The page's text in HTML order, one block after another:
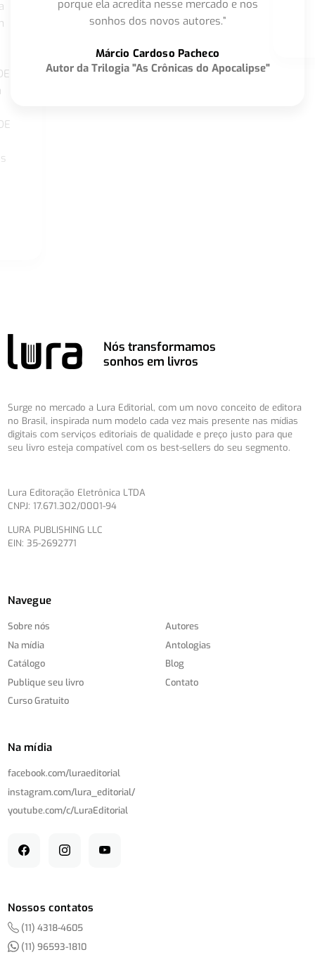
porque ela acredita nesse mercado e nos
sonhos dos novos autores.”
Márcio Cardoso Pacheco
Autor da Trilogia "As Crônicas do Apocalipse"
Nós transformamos
sonhos em livros
Surge no mercado a Lura Editorial, com um novo conceito de editora
no Brasil, inspirada num modelo cada vez mais presente nas mídias
digitais com serviços editoriais de qualidade e preço justo para que
seu livro esteja compatível com os best-sellers do seu segmento.
Lura Editoração Eletrônica LTDA
CNPJ: 17.671.302/0001-94
LURA PUBLISHING LLC
EIN: 35-2692771
Navegue
Sobre nós
Na mídia
Catálogo
Publique seu livro
Curso Gratuito
Autores
Antologias
Blog
Contato
Na mídia
facebook.com/luraeditorial
instagram.com/lura_editorial/
youtube.com/c/LuraEditorial
Nossos contatos
(11) 4318-4605
(11) 96593-1810